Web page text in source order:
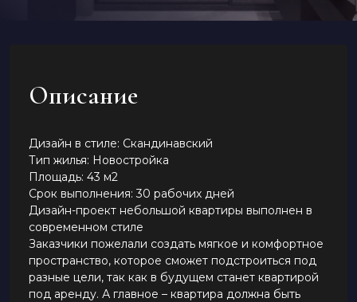
Описание
Дизайн в стиле: Скандинавский
Тип жилья: Новостройка
Площадь: 43 м2
Срок выполнения: 30 рабочих дней
Дизайн-проект небольшой квартиры выполнен в
современном стиле
Заказчики пожелали создать мягкое и комфортное
пространство, которое сможет подстроиться под
разные цели, так как в будущем станет квартирой
под аренду. А главное – квартира должна быть